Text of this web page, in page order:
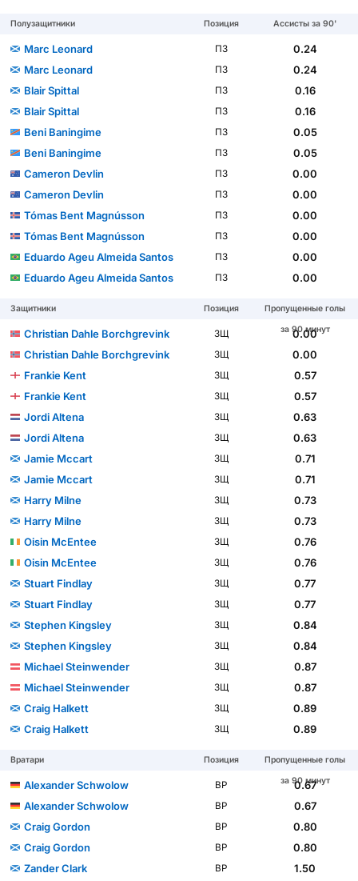
Полузащитники Позиция Ассисты за 90'
Marc Leonard ПЗ
0.24
Marc Leonard
ПЗ
0.24
Blair Spittal
ПЗ
0.16
Blair Spittal
ПЗ
0.16
Beni Baningime
ПЗ
0.05
Beni Baningime
ПЗ
0.05
Cameron Devlin
ПЗ
0.00
Cameron Devlin
ПЗ
0.00
Tómas Bent Magnússon
ПЗ
0.00
Tómas Bent Magnússon
ПЗ
0.00
Eduardo Ageu Almeida Santos
ПЗ
0.00
Eduardo Ageu Almeida Santos
ПЗ 0.00
Защитники Позиция
Пропущенные голы
за 90 минут
Christian Dahle Borchgrevink ЗЩ
0.00
Christian Dahle Borchgrevink
ЗЩ
0.00
Frankie Kent
ЗЩ
0.57
Frankie Kent
ЗЩ
0.57
Jordi Altena
ЗЩ
0.63
Jordi Altena
ЗЩ
0.63
Jamie Mccart
ЗЩ
0.71
Jamie Mccart
ЗЩ
0.71
Harry Milne
ЗЩ
0.73
Harry Milne
ЗЩ
0.73
Oisin McEntee
ЗЩ
0.76
Oisin McEntee
ЗЩ
0.76
Stuart Findlay
ЗЩ
0.77
Stuart Findlay
ЗЩ
0.77
Stephen Kingsley
ЗЩ
0.84
Stephen Kingsley
ЗЩ
0.84
Michael Steinwender
ЗЩ
0.87
Michael Steinwender
ЗЩ
0.87
Craig Halkett
ЗЩ
0.89
Craig Halkett
ЗЩ 0.89
Вратари Позиция
Пропущенные голы
за 90 минут
Alexander Schwolow ВР
0.67
Alexander Schwolow
ВР
0.67
Craig Gordon
ВР
0.80
Craig Gordon
ВР
0.80
Zander Clark
ВР
1.50